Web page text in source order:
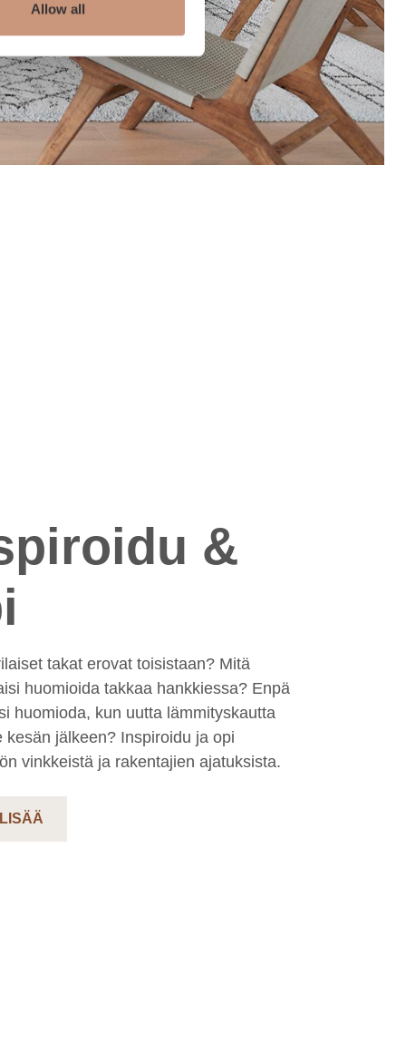
Allow all
&
takat erovat toisistaan? Mitä
huomioida takkaa hankkiessa? Enpä
huomioda, kun uutta lämmityskautta
kesän jälkeen? Inspiroidu ja opi
vinkkeistä ja rakentajien ajatuksista.